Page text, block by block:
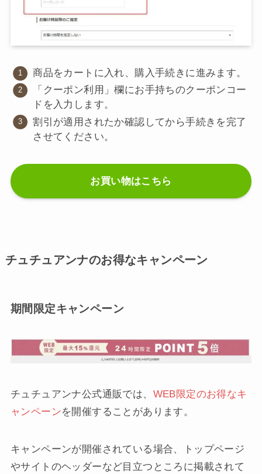
商品をカートに入れ、購入手続きに進みます。
「クーポン利用」欄にお手持ちのクーポンコー
ドを入力します。
割引が適用されたか確認してから手続きを完了
させてください。
お買い物はこちら
チュチュアンナのお得なキャンペーン
期間限定キャンペーン
チュチュアンナ公式通販では、 WEB限定のお得なキ
ャンペーンを開催することがあります。
キャンペーンが開催されている場合、トップページ
やサイトのヘッダーなど目立つところに掲載されて